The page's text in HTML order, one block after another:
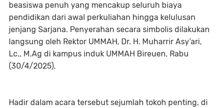
beasiswa penuh yang mencakup seluruh biaya
pendidikan dari awal perkuliahan hingga kelulusan
jenjang Sarjana. Penyerahan secara simbolis dilakukan
langsung oleh Rektor UMMAH, Dr. H. Muharrir Asy’ari,
Lc., M.Ag di kampus induk UMMAH Bireuen, Rabu
(30/4/2025).
Hadir dalam acara tersebut sejumlah tokoh penting, di